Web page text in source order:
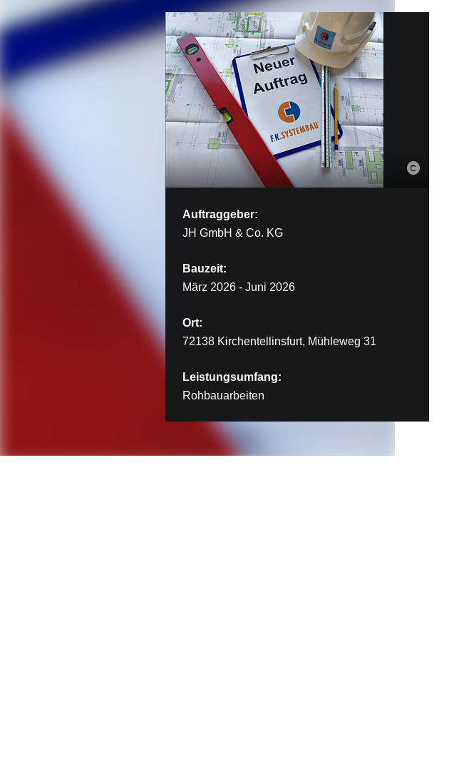
Auftraggeber:
JH GmbH & Co. KG
Bauzeit:
März 2026 - Juni 2026
Ort:
72138 Kirchentellinsfurt, Mühleweg 31
Leistungsumfang:
Rohbauarbeiten